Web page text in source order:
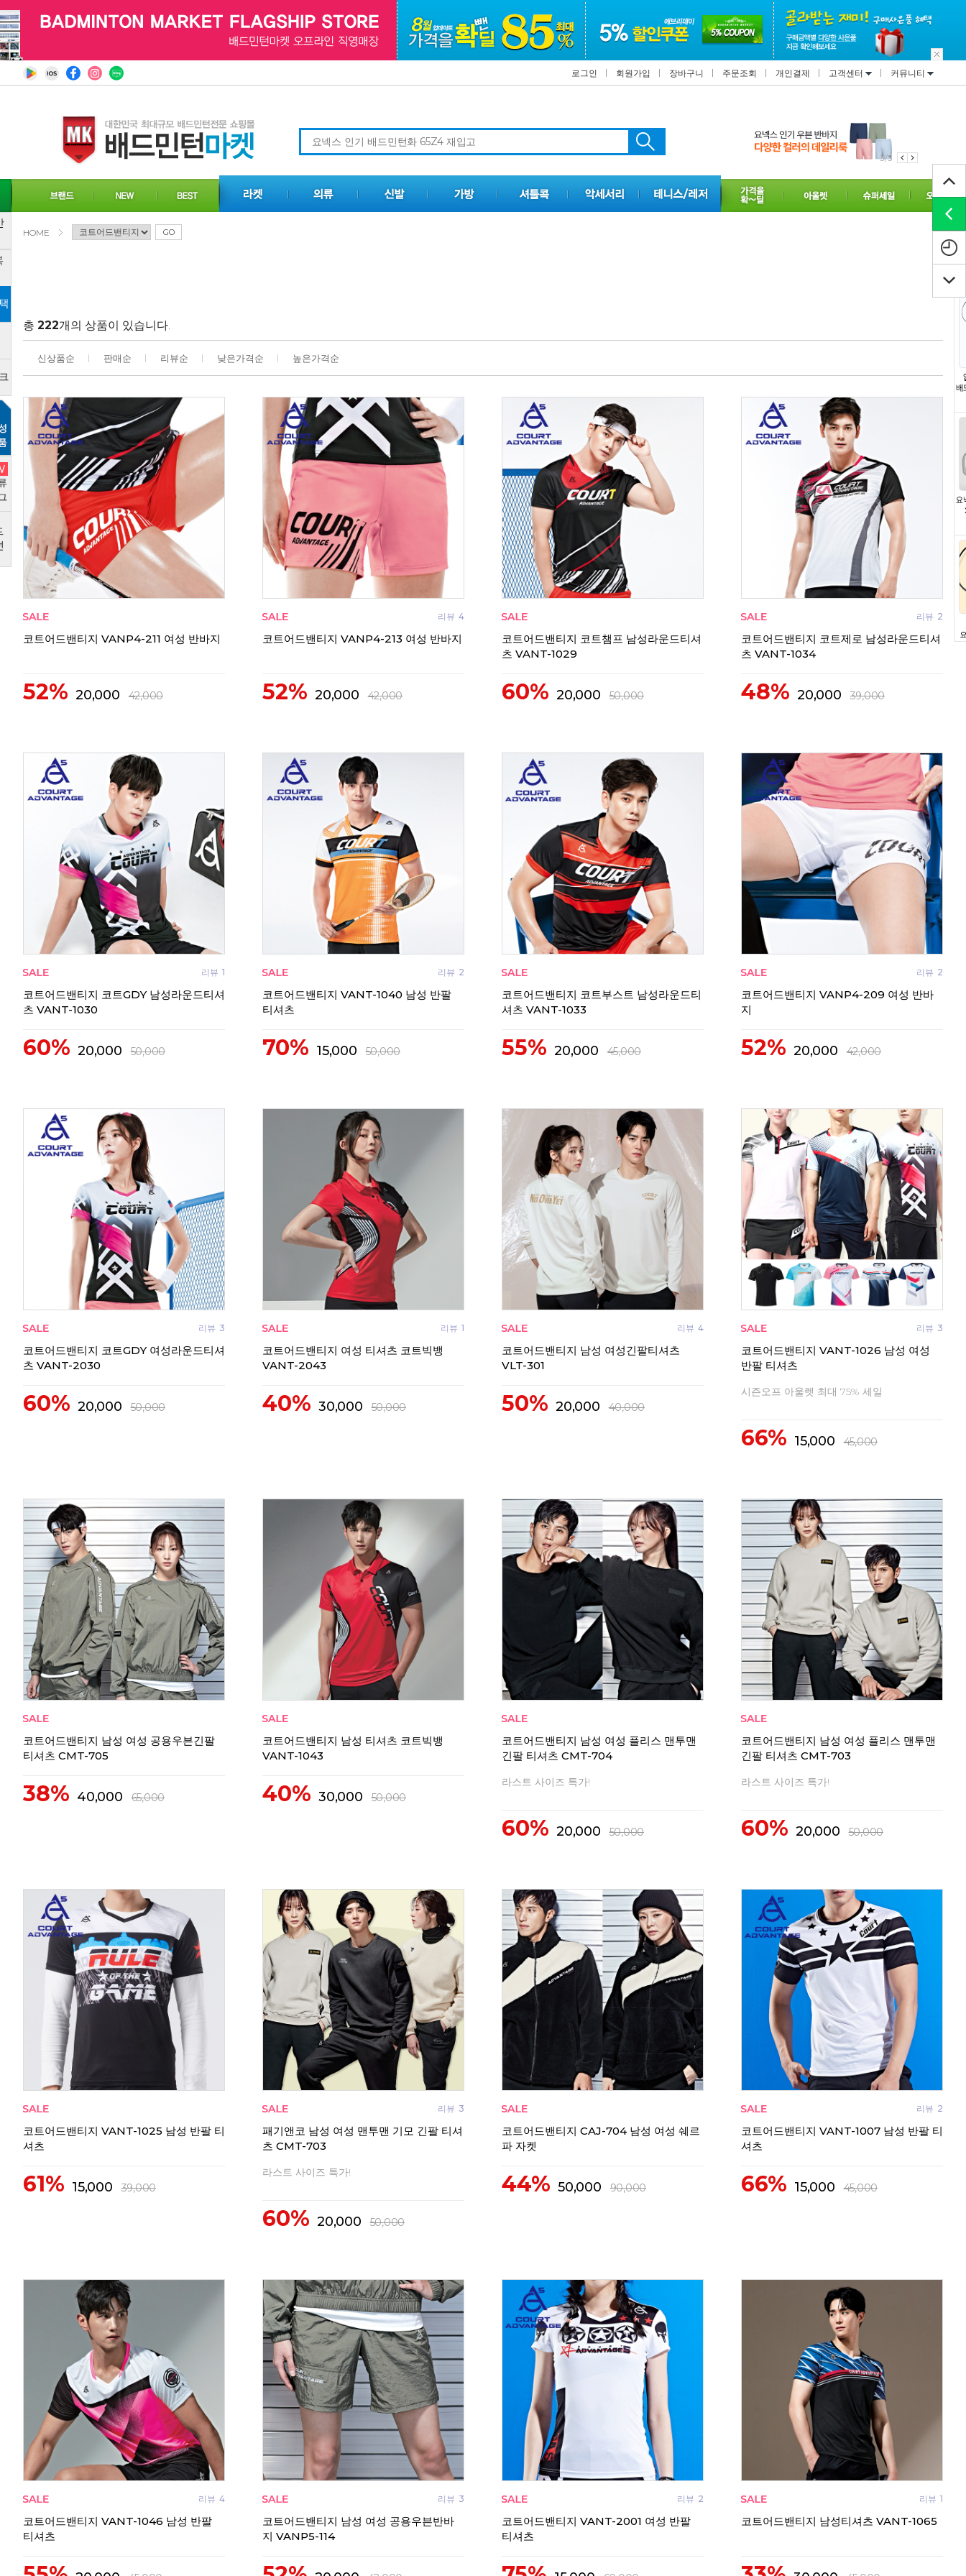
로그인 회원가입 장바구니 주문조회 개인결제 고객센터 커뮤니티
1/3
HOME GO
총 222개의 상품이 있습니다.
신상품순 판매순 리뷰순 낮은가격순 높은가격순
코트어드밴티지 VANP4-211 여성 반바지
52% 20,000 42,000
리뷰 4
코트어드밴티지 VANP4-213 여성 반바지
52% 20,000 42,000
코트어드밴티지 코트챔프 남성라운드티셔
츠 VANT-1029
60% 20,000 50,000
리뷰 2
코트어드밴티지 코트제로 남성라운드티셔
츠 VANT-1034
48% 20,000 39,000
리뷰 1
코트어드밴티지 코트GDY 남성라운드티셔
츠 VANT-1030
60% 20,000 50,000
리뷰 2
코트어드밴티지 VANT-1040 남성 반팔
티셔츠
70% 15,000 50,000
코트어드밴티지 코트부스트 남성라운드티
셔츠 VANT-1033
55% 20,000 45,000
리뷰 2
코트어드밴티지 VANP4-209 여성 반바
지
52% 20,000 42,000
리뷰 3
코트어드밴티지 코트GDY 여성라운드티셔
츠 VANT-2030
60% 20,000 50,000
리뷰 1
코트어드밴티지 여성 티셔츠 코트빅뱅
VANT-2043
40% 30,000 50,000
리뷰 4
코트어드밴티지 남성 여성긴팔티셔츠
VLT-301
50% 20,000 40,000
리뷰 3
코트어드밴티지 VANT-1026 남성 여성
반팔 티셔츠
시즌오프 아울렛 최대 75% 세일
66% 15,000 45,000
코트어드밴티지 남성 여성 공용우븐긴팔
티셔츠 CMT-705
38% 40,000 65,000
코트어드밴티지 남성 티셔츠 코트빅뱅
VANT-1043
40% 30,000 50,000
코트어드밴티지 남성 여성 플리스 맨투맨
긴팔 티셔츠 CMT-704
라스트 사이즈 특가!
60% 20,000 50,000
코트어드밴티지 남성 여성 플리스 맨투맨
긴팔 티셔츠 CMT-703
라스트 사이즈 특가!
60% 20,000 50,000
코트어드밴티지 VANT-1025 남성 반팔 티
셔츠
61% 15,000 39,000
리뷰 3
패기앤코 남성 여성 맨투맨 기모 긴팔 티셔
츠 CMT-703
라스트 사이즈 특가!
60% 20,000 50,000
코트어드밴티지 CAJ-704 남성 여성 쉐르
파 자켓
44% 50,000 90,000
리뷰 2
코트어드밴티지 VANT-1007 남성 반팔 티
셔츠
66% 15,000 45,000
리뷰 4
코트어드밴티지 VANT-1046 남성 반팔
티셔츠
리뷰 3
코트어드밴티지 남성 여성 공용우븐반바
지 VANP5-114
리뷰 2
코트어드밴티지 VANT-2001 여성 반팔
티셔츠
리뷰 1
코트어드밴티지 남성티셔츠 VANT-1065